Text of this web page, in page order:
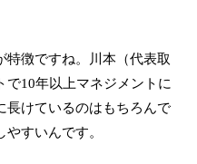
特徴ですね。川本（代表取
で10年以上マネジメントに
長けているのはもちろんで
すいんです。